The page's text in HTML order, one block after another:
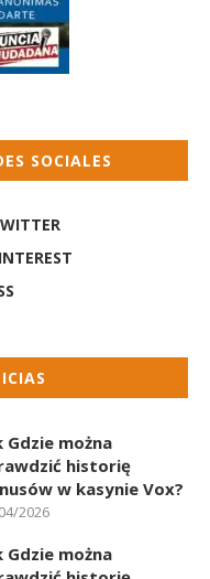
SOCIALES
Gdzie można
historię
w kasynie Vox?
2026
Gdzie można